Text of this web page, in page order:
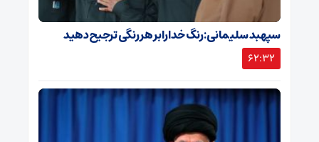
سپهبد سلیمانی: رنگ خدا را بر هر رنگی ترجیح دهید
62:32